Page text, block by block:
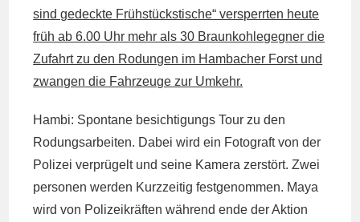
sind gedeckte Frühstückstische“ versperrten heute
früh ab 6.00 Uhr mehr als 30 Braunkohlegegner die
Zufahrt zu den Rodungen im Hambacher Forst und
zwangen die Fahrzeuge zur Umkehr.
Hambi: Spontane besichtigungs Tour zu den
Rodungsarbeiten. Dabei wird ein Fotograft von der
Polizei verprügelt und seine Kamera zerstört. Zwei
personen werden Kurzzeitig festgenommen. Maya
wird von Polizeikräften während ende der Aktion